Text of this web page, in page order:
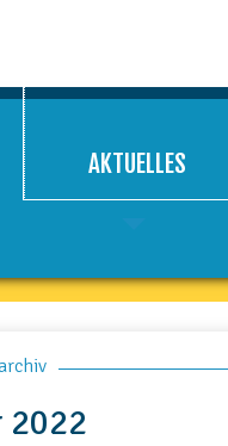
AKTUELLES
2022